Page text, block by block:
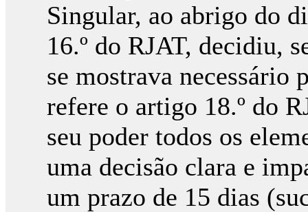
Singular, ao abrigo do
16.º do RJAT, decidiu,
se mostrava necessário
refere o artigo 18.º do
seu poder todos os
uma decisão clara e
um prazo de 15 dias